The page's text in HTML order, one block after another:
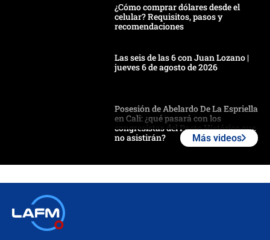
¿Cómo comprar dólares desde el
celular? Requisitos, pasos y
recomendaciones
Las seis de las 6 con Juan Lozano |
jueves 6 de agosto de 2026
Posesión de Abelardo De La Espriella
en Cali: ¿qué pasará con los
congresistas del Pacto Histórico que
no asistirán?
crece el pulso por la elección del
Más videos